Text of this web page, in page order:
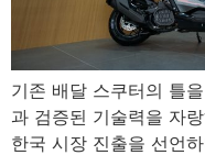
기존 배달 스쿠터의 틀
과 검증된 기술력을 자
한국 시장 진출을 선언